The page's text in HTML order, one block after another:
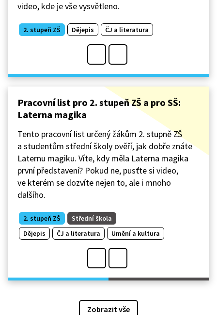
video, kde je vše vysvětleno.
2. stupeň ZŠ Dějepis ČJ a literatura
Pracovní list pro 2. stupeň ZŠ a pro SŠ:
Laterna magika
Tento pracovní list určený žákům 2. stupně ZŠ
a studentům střední školy ověří, jak dobře znáte
Laternu magiku. Víte, kdy měla Laterna magika
první představení? Pokud ne, pusťte si video,
ve kterém se dozvíte nejen to, ale i mnoho
dalšího.
2. stupeň ZŠ
Střední škola
Dějepis
ČJ a literatura Umění a kultura
Zobrazit vše